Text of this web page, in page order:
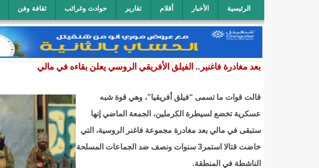
الرئيسية الأخبار أقلام تقارير حوادث وغرائب ثقافة وفن
فقيه موريتاني: يمكن لأربعة رجال أن يتناوبوا على نكاح سيدة في آن واحد
بعد مغادرة فاغنير.. الفيلق الأفريقي الروسي يعلن بقاءه في مالي
قالت قوات ما تسمى “فيلق أفريقيا”، وهي قوة شبه
عسكرية تخضع لسيطرة الكرملين، الجمعة الماضي إنها
ستبقى في مالي بعد مغادرة مجموعة فاغنر الروسية، التي
خاضت قتالا استمر3 سنوات ونصف ضد الجماعات المسلحة
الناشطة في المنطقة.